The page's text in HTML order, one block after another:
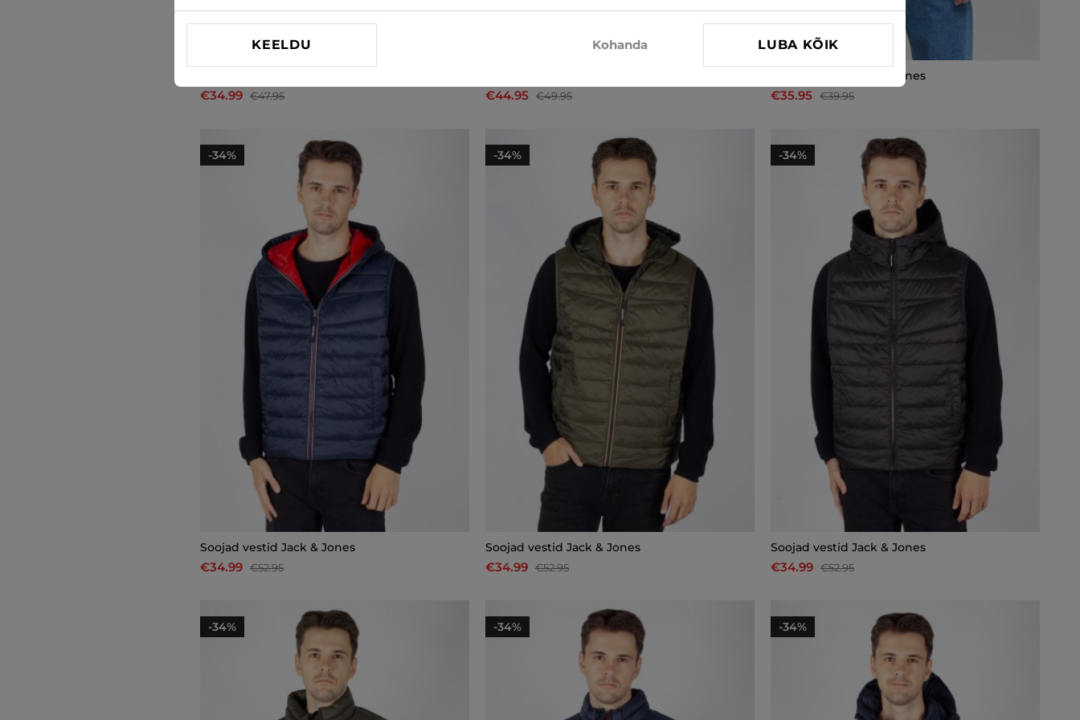
€34.99 €47.95
€44.95 €49.95
Soojad vestid Jack & Jones
€35.95 €39.95
-34%
Soojad vestid Jack & Jones
€34.99 €52.95
-34%
Soojad vestid Jack & Jones
€34.99 €52.95
-34%
Soojad vestid Jack & Jones
€34.99 €52.95
-34% -34% -34%
KEELDU Kohanda LUBA KÕIK